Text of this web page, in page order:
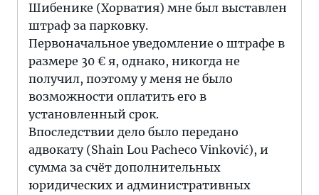
Шибенике (Хорватия) мне был выставлен
штраф за парковку.
Первоначальное уведомление о штрафе в
размере 30 € я, однако, никогда не
получил, поэтому у меня не было
возможности оплатить его в
установленный срок.
Впоследствии дело было передано
адвокату (Shain Lou Pacheco Vinković), и
сумма за счёт дополнительных
юридических и административных